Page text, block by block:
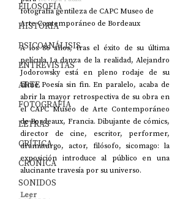
FILOSOFÍA
HISTORIA
PSICOANÁLISIS
ENTREVISTAS
ARTE
FOTOGRAFÍA
LETRAS
CRÍTICA
CRÓNICA
SONIDOS
fotografía gentileza de CAPC Museo de
Arte Contemporáneo de Bordeaux
A los 86 años, tras el éxito de su última
película La danza de la realidad, Alejandro
Jodorowsky está en pleno rodaje de su
filme Poesía sin fin. En paralelo, acaba de
abrir la mayor retrospectiva de su obra en
el CAPC Museo de Arte Contemporáneo
de Bordeaux, Francia. Dibujante de cómics,
director de cine, escritor, performer,
dramaturgo, actor, filósofo, sicomago: la
exposición introduce al público en una
alucinante travesía por su universo.
Leer